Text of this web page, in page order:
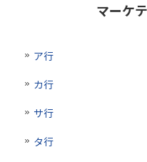
マーケ
ア行
カ行
サ行
タ行